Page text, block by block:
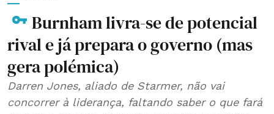
Burnham livra-se de potencial
rival e já prepara o governo (mas
gera polémica)
Darren Jones, aliado de Starmer, não vai
concorrer à liderança, faltando saber o que fará